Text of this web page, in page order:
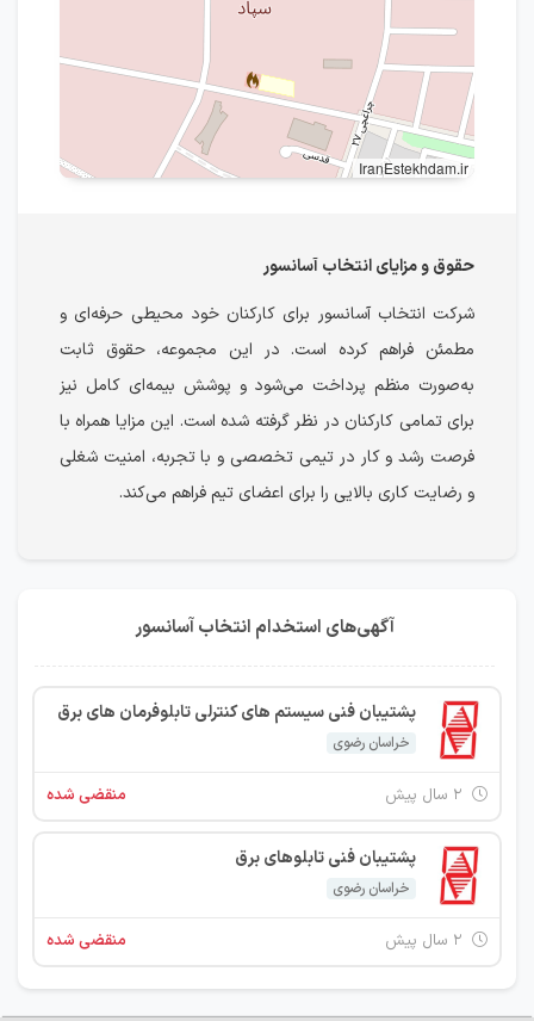
IranEstekhdam.ir
حقوق و مزایای انتخاب آسانسور
شرکت انتخاب آسانسور برای کارکنان خود محیطی حرفه‌ای و
مطمئن فراهم کرده است. در این مجموعه، حقوق ثابت
به‌صورت منظم پرداخت می‌شود و پوشش بیمه‌ای کامل نیز
برای تمامی کارکنان در نظر گرفته شده است. این مزایا همراه با
فرصت رشد و کار در تیمی تخصصی و با تجربه، امنیت شغلی
و رضایت کاری بالایی را برای اعضای تیم فراهم می‌کند.
آگهی‌های استخدام انتخاب آسانسور
پشتیبان فنی سیستم های کنترلی تابلوفرمان های برق
خراسان رضوی
منقضی شده
پشتیبان فنی تابلوهای برق
خراسان رضوی
منقضی شده